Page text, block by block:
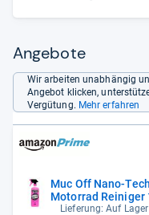
Angebote
Wir arbeiten unabhängig
Angebot klicken,
Vergütung. Mehr erfahren
Muc Off Nano-
Motorrad Reiniger
Lieferung: Auf Lager